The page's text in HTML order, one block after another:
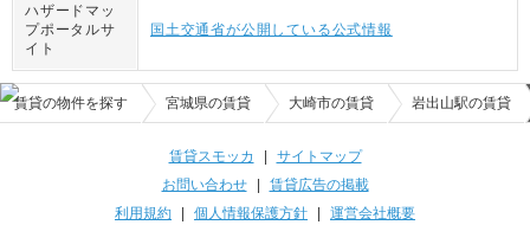
ハザードマッ
プポータルサ
イト
国土交通省が公開している公式情報
賃貸の物件を探す 宮城県の賃貸 大崎市の賃貸 岩出山駅の賃貸
賃貸スモッカ | サイトマップ
お問い合わせ| 賃貸広告の掲載
利用規約 | 個人情報保護方針 | 運営会社概要